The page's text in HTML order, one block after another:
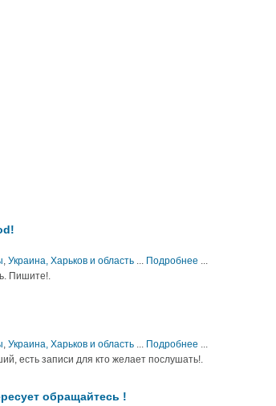
, Украина, Харьков и область ... Подробнее ...
Пишите!.
, Украина, Харьков и область ... Подробнее ...
есть записи для кто желает послушать!.
обращайтесь !